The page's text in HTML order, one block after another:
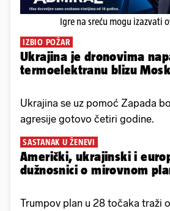
Igre na sreću mogu izazvati
IZBIO POŽAR
Ukrajina je dronovima
termoelektranu blizu
Ukrajina se uz pomoć Zapada
agresije gotovo četiri godine.
SASTANAK U ŽENEVI
Američki, ukrajinski i
dužnosnici o mirovnom
Trumpov plan u 28 točaka traži